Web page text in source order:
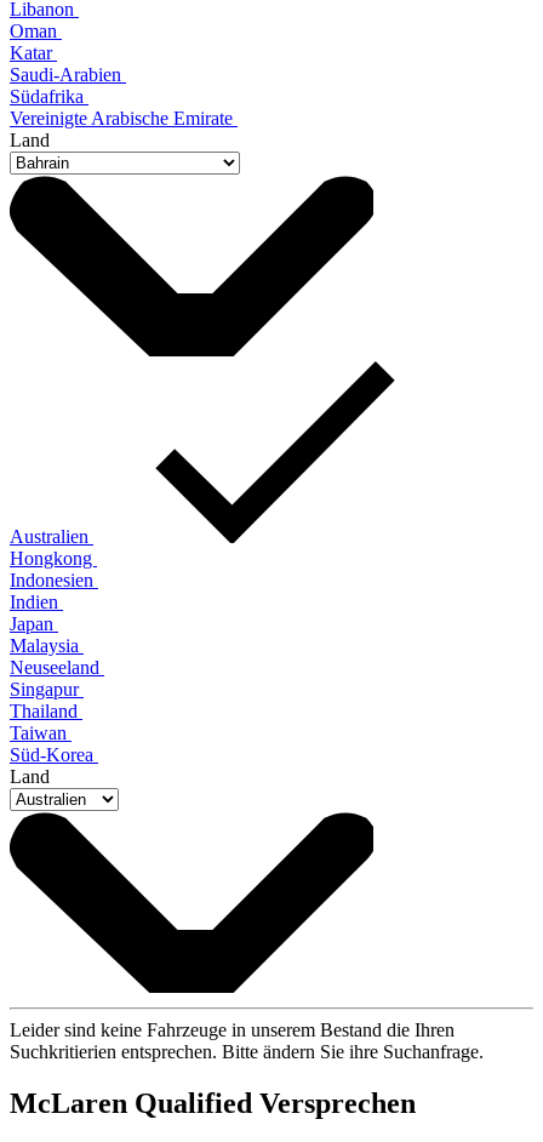
Libanon
Oman
Katar
Saudi-Arabien
Südafrika
Vereinigte Arabische Emirate
Land
Australien
Hongkong
Indonesien
Indien
Japan
Malaysia
Neuseeland
Singapur
Thailand
Taiwan
Süd-Korea
Land
Leider sind keine Fahrzeuge in unserem Bestand die Ihren
Suchkritierien entsprechen. Bitte ändern Sie ihre Suchanfrage.
McLaren Qualified Versprechen